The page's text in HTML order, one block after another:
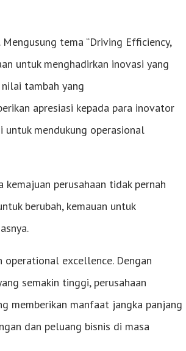
tema “Driving Efficiency,
untuk menghadirkan inovasi yang
tambah yang
apresiasi kepada para inovator
mendukung operasional
perusahaan tidak pernah
berubah, kemauan untuk
operational excellence. Dengan
semakin tinggi, perusahaan
memberikan manfaat jangka panjang
dan peluang bisnis di masa